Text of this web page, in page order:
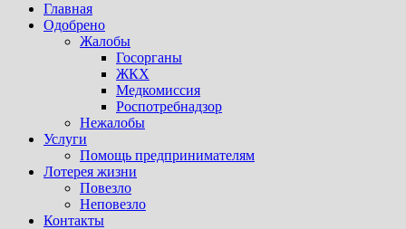
Главная
Одобрено
Жалобы
Госорганы
ЖКХ
Медкомиссия
Роспотребнадзор
Нежалобы
Услуги
Помощь предпринимателям
Лотерея жизни
Повезло
Неповезло
Контакты